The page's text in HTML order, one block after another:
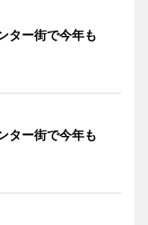
ター街で今年も
ター街で今年も